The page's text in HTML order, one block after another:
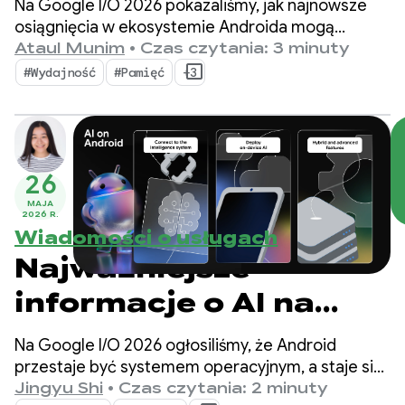
Na Google I/O 2026 pokazaliśmy, jak najnowsze
osiągnięcia w ekosystemie Androida mogą
pomóc Ci podnieść jakość aplikacji i
zmaksymalizować wydajność tworzenia.
Ataul Munim • Czas czytania: 3 minuty
#Wydajność #Pamięć +3
26
MAJA
2026 R.
Wiadomości o usługach
Najważniejsze
informacje o AI na
Androidzie, które
pomogą Ci tworzyć
Na Google I/O 2026 ogłosiliśmy, że Android
przestaje być systemem operacyjnym, a staje się
systemem inteligencji. Pokazaliśmy też, jak
Jingyu Shi • Czas czytania: 2 minuty